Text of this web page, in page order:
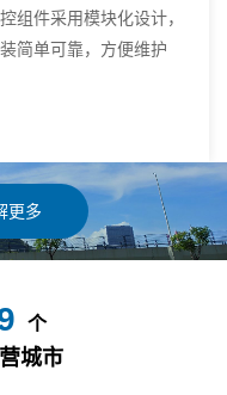
组件采用模块化设计，
简单可靠，方便维护
更多
个
城市